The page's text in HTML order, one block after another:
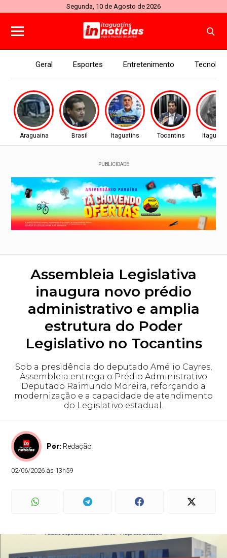
Segunda, 10 de Agosto de 2026
Geral Esportes Entretenimento
Araguaina Brasil Itaguatins Tocantins
PUBLICIDADE
Assembleia Legislativa
inaugura novo prédio
administrativo e amplia
estrutura do Poder
Legislativo no Tocantins
Sob a presidência do deputado Amélio Cayres,
Assembleia entrega o Prédio Administrativo
Deputado Raimundo Moreira, reforçando a
modernização e a capacidade de atendimento
do Legislativo estadual.
Por: Redação
02/06/2026 às 13h59